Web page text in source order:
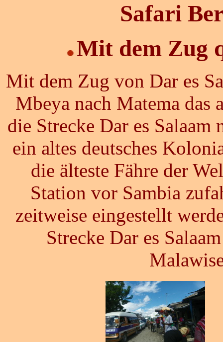
Safari
Mit dem Zug
Mit dem Zug von Dar es
Mbeya nach Matema das
die Strecke Dar es
ein altes deutsches
die älteste Fähre der
Station vor Sambia
zeitweise eingestellt
Strecke Dar es